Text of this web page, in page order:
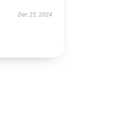
Dec 25, 2024